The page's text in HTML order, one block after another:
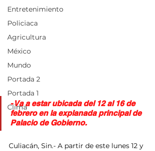
Entretenimiento
Policiaca
Agricultura
México
Mundo
Portada 2
Portada 1
Clima
- Va a estar ubicada del 12 al 16 de
febrero en la explanada principal de
Palacio de Gobierno.
Culiacán, Sin.- A partir de este lunes 12 y